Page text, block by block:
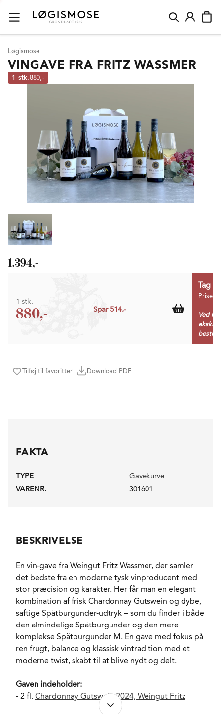
Tilføj til favoritter Download PDF
Løgismose
VINGAVE FRA FRITZ WASSMER
1 stk.880,-
1.394,-
1 stk.
880,- Spar 514,-
Tag 1
Prisen
Ved
ekskl.
bestille.
FAKTA
TYPE
Gavekurve
VARENR.
301601
BESKRIVELSE
En vin-gave fra Weingut Fritz Wassmer, der samler
det bedste fra en moderne tysk vinproducent med
stor præcision og karakter. Her får man en elegant
kombination af frisk Chardonnay Gutswein og dybe,
saftige Spätburgunder-udtryk – som du finder i både
den almindelige Spätburgunder og den mere
komplekse Spätburgunder M. En gave med fokus på
ren frugt, balance og klassisk vintradition med et
moderne twist, skabt til at blive nydt og delt.
Gaven indeholder:
- 2 fl. Chardonnay Gutswein 2024, Weingut Fritz
Wassmer